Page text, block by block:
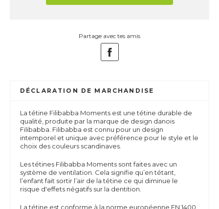
Partage avec tes amis
DÉCLARATION DE MARCHANDISE
La tétine Filibabba Moments est une tétine durable de
qualité, produite par la marque de design danois
Filibabba. Filibabba est connu pour un design
intemporel et unique avec préférence pour le style et le
choix des couleurs scandinaves.
Les tétines Filibabba Moments sont faites avec un
système de ventilation. Cela signifie qu’en tétant,
l’enfant fait sortir l’air de la tétine ce qui diminue le
risque d'effets négatifs sur la dentition.
La tétine est conforme à la norme européenne EN 1400